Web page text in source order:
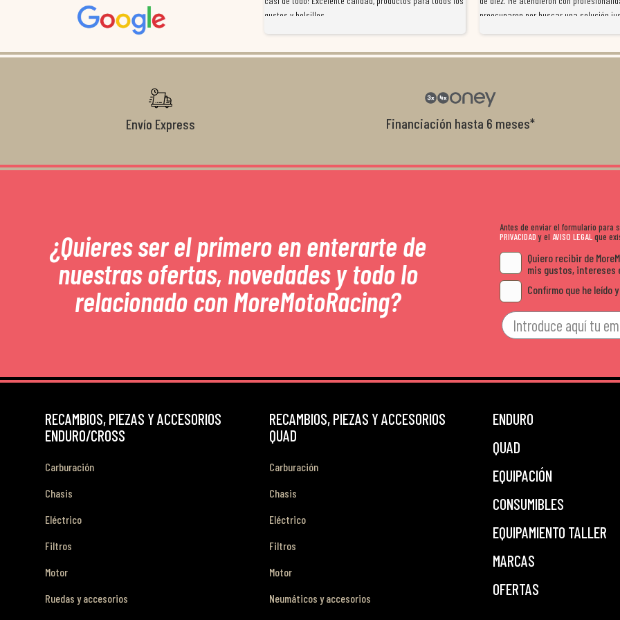
magnífico gestor... atento, amable, un servicio de 10.
Gracias de nuevo por todo!
gustos y bolsillos
preocuparon por buscar una solución
con el cliente, y me ofrecieron unas
Envío Express Financiación hasta 6 meses*
¿Quieres ser el primero en enterarte de
nuestras ofertas, novedades y todo lo
relacionado con MoreMotoRacing?
Antes de enviar el formulario para
PRIVACIDADy el AVISO LEGALque
Quiero recibir de
mis gustos, intereses
Confirmo que he leído
RECAMBIOS, PIEZAS Y ACCESORIOS
ENDURO/CROSS
Carburación
Chasis
Eléctrico
Filtros
Motor
Ruedas y accesorios
RECAMBIOS, PIEZAS Y ACCESORIOS
QUAD
Carburación
Chasis
Eléctrico
Filtros
Motor
Neumáticos y accesorios
ENDURO
QUAD
EQUIPACIÓN
CONSUMIBLES
EQUIPAMIENTO TALLER
MARCAS
OFERTAS